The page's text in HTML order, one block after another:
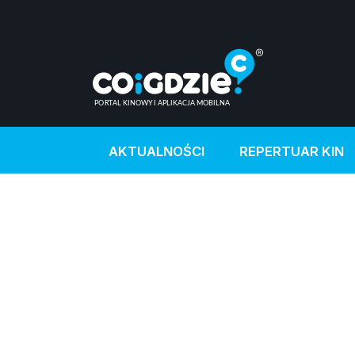
AKTUALNOŚCI REPERTUAR KIN